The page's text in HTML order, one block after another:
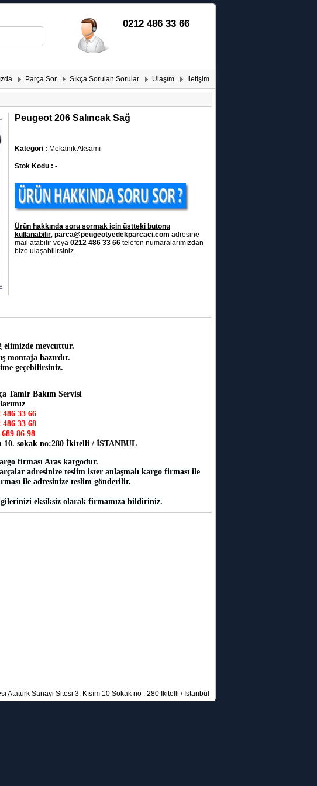
0212 486 33 66
Parça Sor Sıkça Sorulan Sorular Ulaşım İletişim
Peugeot 206 Salıncak Sağ
Kategori : Mekanik Aksamı
Stok Kodu : -
Ürün hakkında soru sormak için üstteki butonu
kullanabilir, parca@peugeotyedekparcaci.com adresine
mail atabilir veya 0212 486 33 66telefon numaralarımızdan
bize ulaşabilirsiniz.
elimizde mevcuttur.
montaja hazırdır.
geçebilirsiniz.
Tamir Bakım Servisi
33 66
486 33 68
689 86 98
10. sokak no:280 İkitelli / İSTANBUL
firması Aras kargodur.
adresinize teslim ister anlaşmalı kargo firması ile
ile adresinize teslim gönderilir.
eksiksiz olarak firmamıza bildiriniz.
Atatürk Sanayi Sitesi 3. Kısım 10 Sokak no : 280 İkitelli / İstanbul